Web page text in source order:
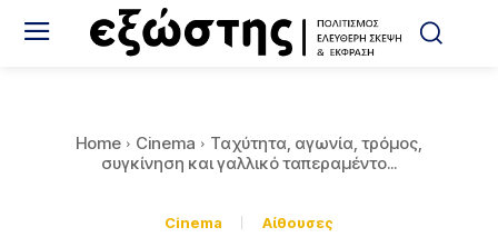
Home Cinema
Ταχύτητα, αγωνία, τρόμος,
συγκίνηση και γαλλικό ταπεραμέντο...
Cinema Αίθουσες